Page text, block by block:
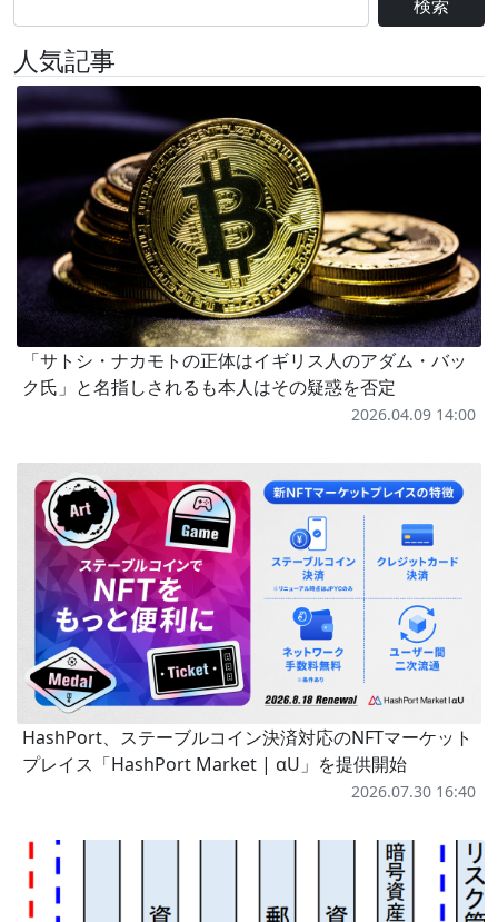
検索
人気記事
「サトシ・ナカモトの正体はイギリス人のアダム・バッ
ク氏」と名指しされるも本人はその疑惑を否定
2026.04.09 14:00
HashPort、ステーブルコイン決済対応のNFTマーケット
プレイス「HashPort Market | αU」を提供開始
2026.07.30 16:40